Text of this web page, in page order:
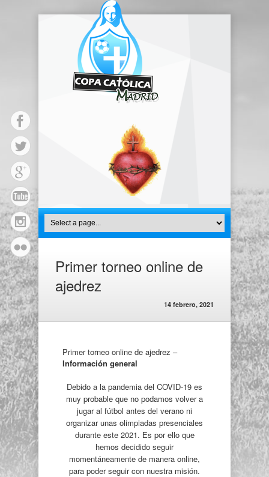
Primer torneo online de
ajedrez
14 febrero, 2021
Primer torneo online de ajedrez –
Información general
Debido a la pandemia del COVID-19 es
muy probable que no podamos volver a
jugar al fútbol antes del verano ni
organizar unas olimpiadas presenciales
durante este 2021. Es por ello que
hemos decidido seguir
momentáneamente de manera online,
para poder seguir con nuestra misión.